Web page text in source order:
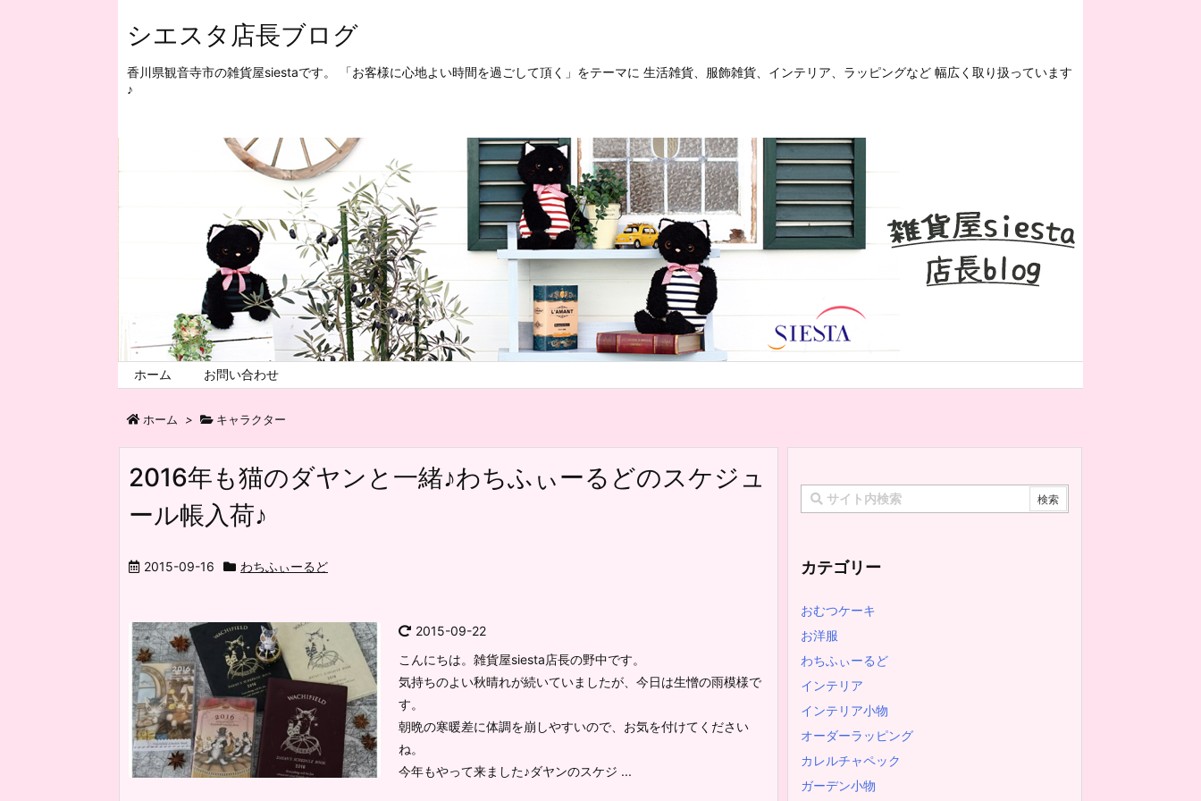
シエスタ店長ブログ
香川県観音寺市の雑貨屋siestaです。 「お客様に心地よい時間を過ごして頂く」をテーマに 生活雑貨、服飾雑貨、インテリア、ラッピングなど 幅広く取り扱っています
♪
ホーム お問い合わせ
ホーム > キャラクター
2016年も猫のダヤンと一緒♪わちふぃーるどのスケジュ
ール帳入荷♪
2015-09-16 わちふぃーるど
2015-09-22
こんにちは。雑貨屋siesta店長の野中です。
気持ちのよい秋晴れが続いていましたが、今日は生憎の雨模様で
す。
朝晩の寒暖差に体調を崩しやすいので、お気を付けてください
ね。
今年もやって来ました♪ダヤンのスケジ ...
カテゴリー
おむつケーキ
お洋服
わちふぃーるど
インテリア
インテリア小物
オーダーラッピング
カレルチャペック
ガーデン小物